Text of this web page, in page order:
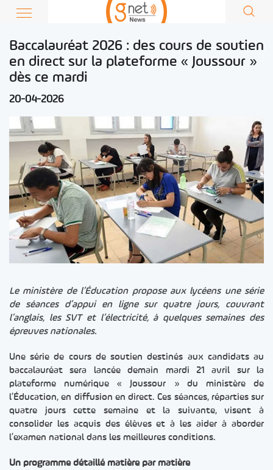
Baccalauréat 2026 : des cours de soutien
en direct sur la plateforme « Joussour »
dès ce mardi
20-04-2026
Le ministère de l’Éducation propose aux lycéens une série
de séances d’appui en ligne sur quatre jours, couvrant
l’anglais, les SVT et l’électricité, à quelques semaines des
épreuves nationales.
Une série de cours de soutien destinés aux candidats au
baccalauréat sera lancée demain mardi 21 avril sur la
plateforme numérique « Joussour » du ministère de
l’Éducation, en diffusion en direct. Ces séances, réparties sur
quatre jours cette semaine et la suivante, visent à
consolider les acquis des élèves et à les aider à aborder
l’examen national dans les meilleures conditions.
Un programme détaillé matière par matière